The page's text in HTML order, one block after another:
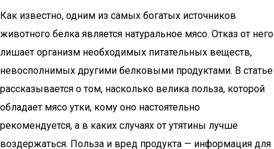
Как известно, одним из самых богатых источников
животного белка является натуральное мясо. Отказ от него
лишает организм необходимых питательных веществ,
невосполнимых другими белковыми продуктами. В статье
рассказывается о том, насколько велика польза, которой
обладает мясо утки, кому оно настоятельно
рекомендуется, а в каких случаях от утятины лучше
воздержаться. Польза и вред продукта — информация для